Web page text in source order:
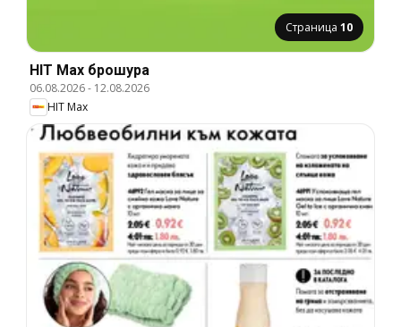
Страница 10
HIT Max брошура
06.08.2026- 12.08.2026
HIT Max